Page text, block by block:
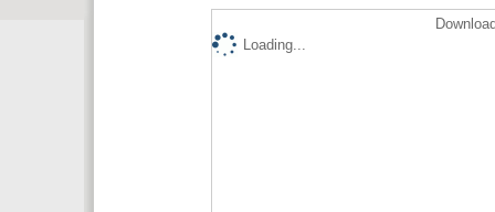
Loading...